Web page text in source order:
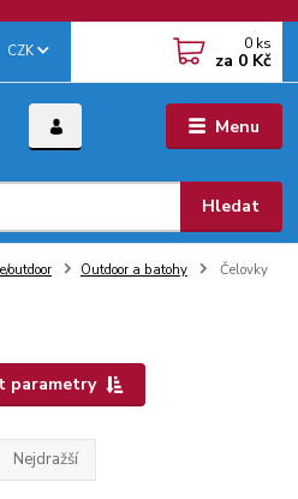
Menu
CZK
Hledat
0 ks
za 0 Kč
outdoor Outdoor a batohy Čelovky
parametry
Nejdražší